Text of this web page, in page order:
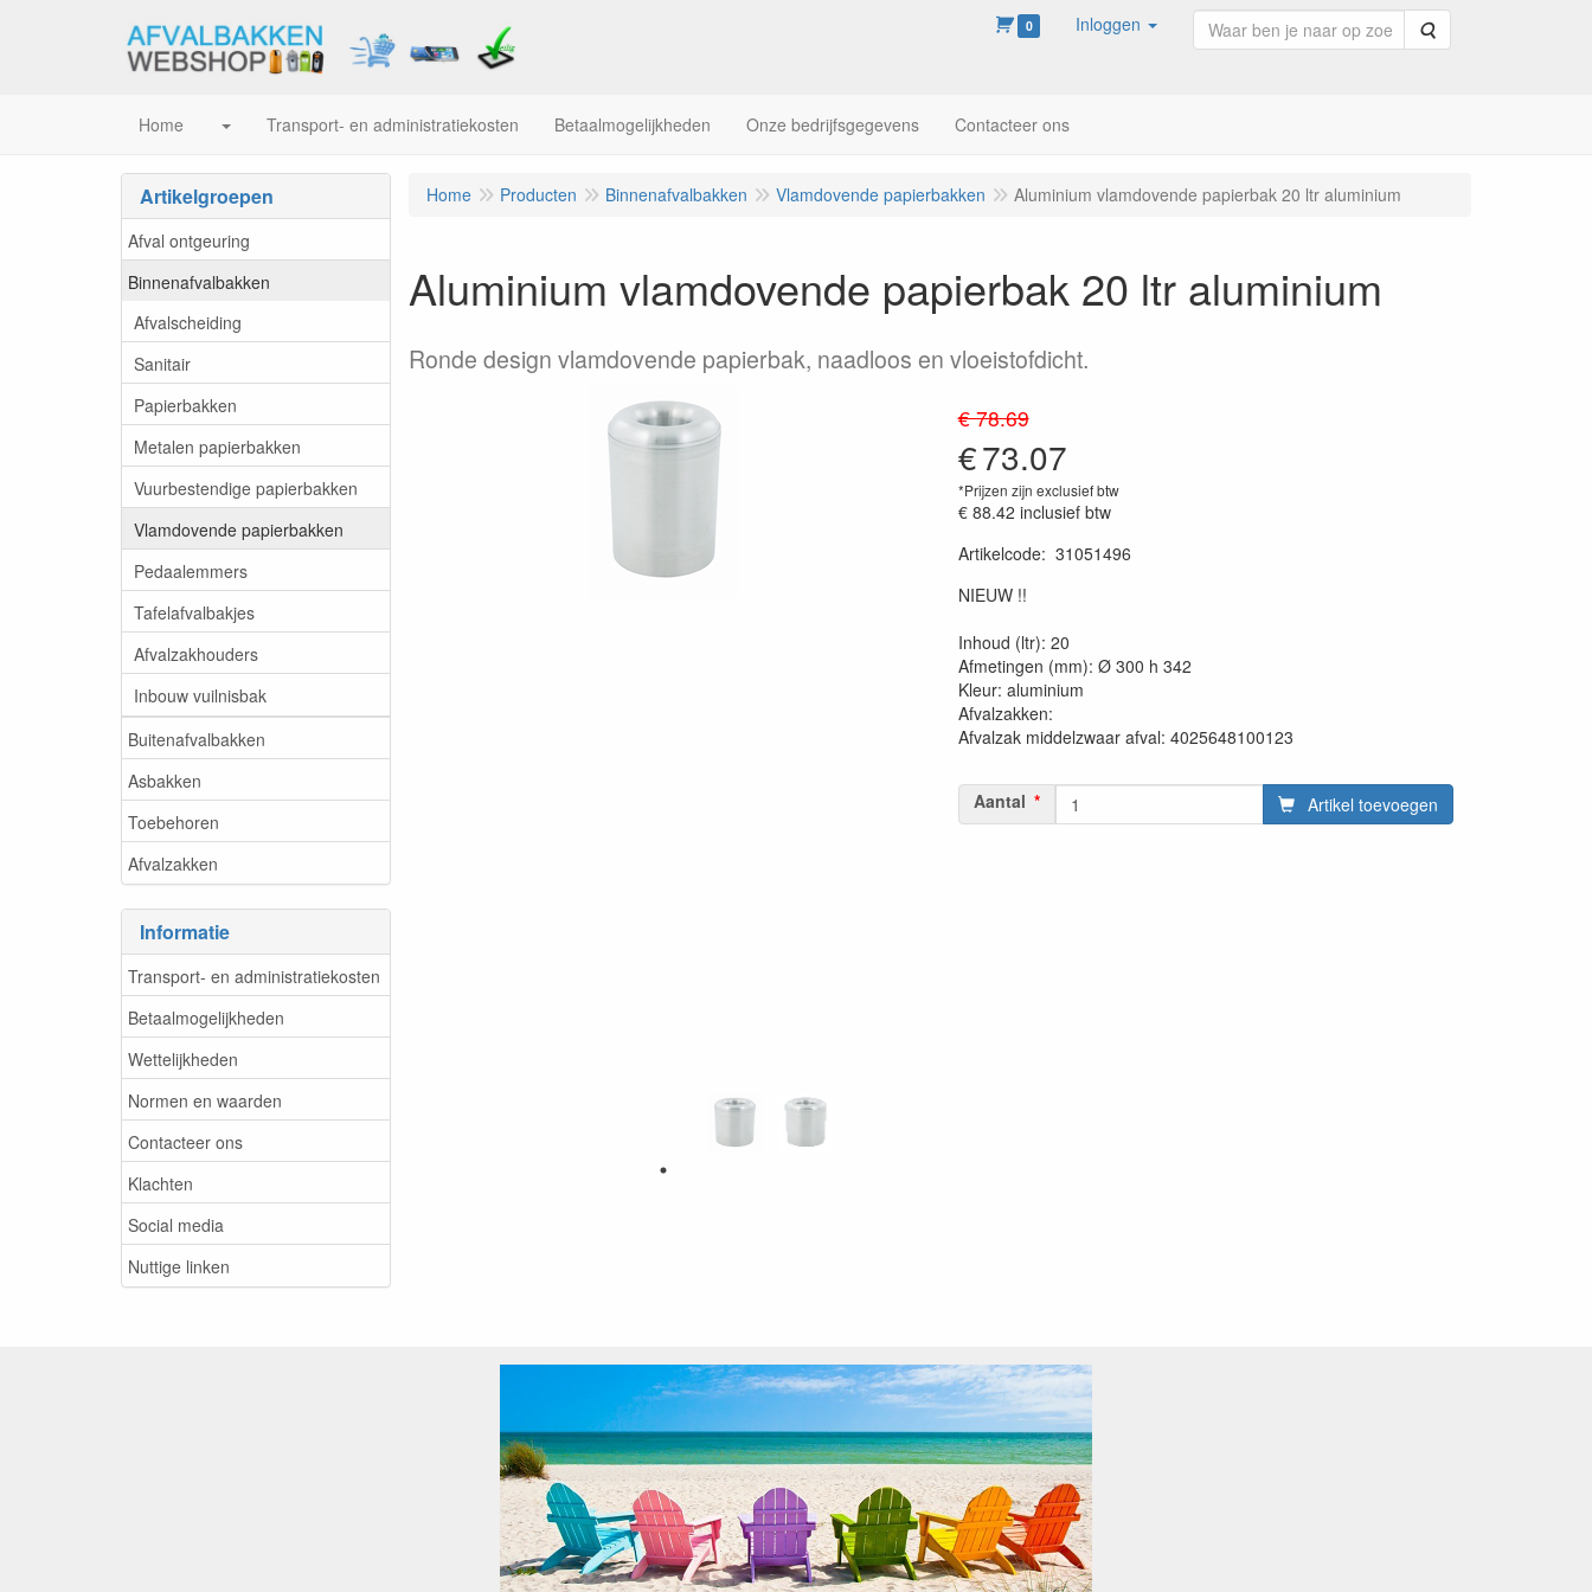
0 Inloggen Zoeken
Home Transport- en administratiekosten Betaalmogelijkheden Onze bedrijfsgegevens Contacteer ons
Artikelgroepen
Afval ontgeuring
Binnenafvalbakken
Afvalscheiding
Sanitair
Papierbakken
Metalen papierbakken
Vuurbestendige papierbakken
Vlamdovende papierbakken
Pedaalemmers
Tafelafvalbakjes
Afvalzakhouders
Inbouw vuilnisbak
Buitenafvalbakken
Asbakken
Toebehoren
Afvalzakken
Informatie
Transport- en administratiekosten
Betaalmogelijkheden
Wettelijkheden
Normen en waarden
Contacteer ons
Klachten
Social media
Nuttige linken
Home Producten Binnenafvalbakken Vlamdovende papierbakken Aluminium vlamdovende papierbak 20 ltr aluminium
Aluminium vlamdovende papierbak 20 ltr aluminium
Ronde design vlamdovende papierbak, naadloos en vloeistofdicht.
€ 78.69
€73.07
*Prijzen zijn exclusief btw
€ 88.42 inclusief btw
Artikelcode: 31051496
NIEUW !!
Inhoud (ltr): 20
Afmetingen (mm): Ø 300 h 342
Kleur: aluminium
Afvalzakken:
Afvalzak middelzwaar afval: 4025648100123
Aantal Artikel toevoegen